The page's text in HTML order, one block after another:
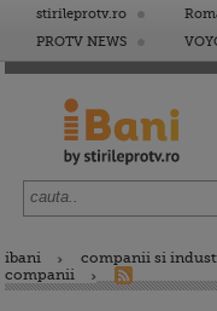
stirileprotv.ro
PROTV NEWS
ibani
companii si
companii